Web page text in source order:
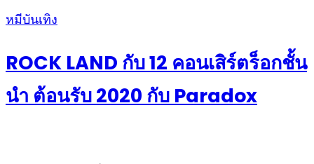
Posted
หมีบันเทิง
ROCK LAND กับ 12 คอนเสิร์ตร็อกชั้น
นำ ต้อนรับ 2020 กับ Paradox